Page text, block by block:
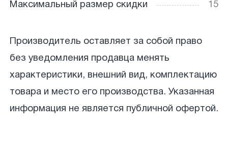
Максимальный размер скидки 15
Производитель оставляет за собой право
без уведомления продавца менять
характеристики, внешний вид, комплектацию
товара и место его производства. Указанная
информация не является публичной офертой.